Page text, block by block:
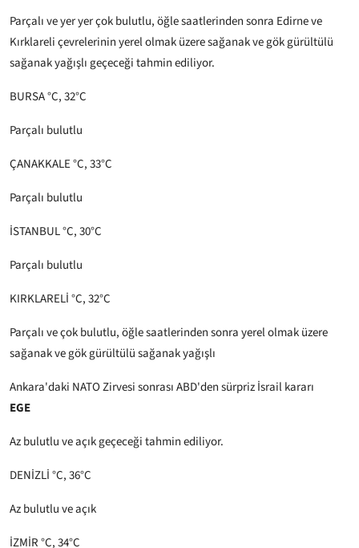
Parçalı ve yer yer çok bulutlu, öğle saatlerinden sonra Edirne ve
Kırklareli çevrelerinin yerel olmak üzere sağanak ve gök gürültülü
sağanak yağışlı geçeceği tahmin ediliyor.
BURSA °C, 32°C
Parçalı bulutlu
ÇANAKKALE °C, 33°C
Parçalı bulutlu
İSTANBUL °C, 30°C
Parçalı bulutlu
KIRKLARELİ °C, 32°C
Parçalı ve çok bulutlu, öğle saatlerinden sonra yerel olmak üzere
sağanak ve gök gürültülü sağanak yağışlı
Ankara'daki NATO Zirvesi sonrası ABD'den sürpriz İsrail kararı
EGE
Az bulutlu ve açık geçeceği tahmin ediliyor.
DENİZLİ °C, 36°C
Az bulutlu ve açık
İZMİR °C, 34°C